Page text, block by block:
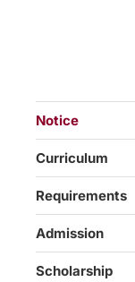
Notice
Curriculum
Requirements
Admission
Scholarship